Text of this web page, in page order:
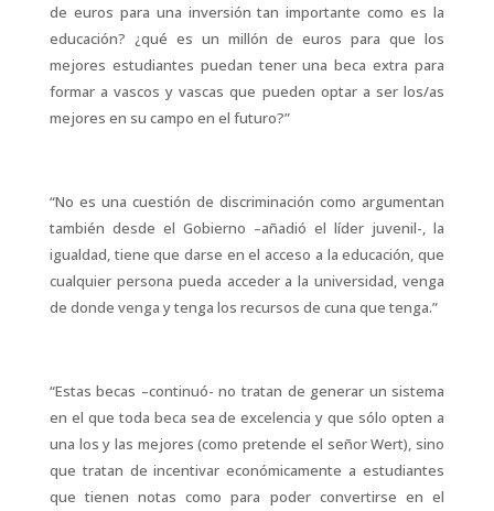
de euros para una inversión tan importante como es la
educación? ¿qué es un millón de euros para que los
mejores estudiantes puedan tener una beca extra para
formar a vascos y vascas que pueden optar a ser los/as
mejores en su campo en el futuro?”
“No es una cuestión de discriminación como argumentan
también desde el Gobierno –añadió el líder juvenil-, la
igualdad, tiene que darse en el acceso a la educación, que
cualquier persona pueda acceder a la universidad, venga
de donde venga y tenga los recursos de cuna que tenga.”
“Estas becas –continuó- no tratan de generar un sistema
en el que toda beca sea de excelencia y que sólo opten a
una los y las mejores (como pretende el señor Wert), sino
que tratan de incentivar económicamente a estudiantes
que tienen notas como para poder convertirse en el